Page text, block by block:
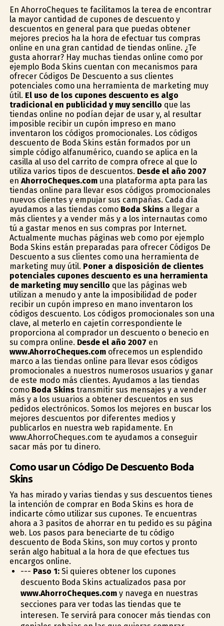
En AhorroCheques te facilitamos la terea de encontrar
la mayor cantidad de cupones de descuento y
descuentos en general para que puedas obtener
mejores precios ha la hora de efectuar tus compras
online en una gran cantidad de tiendas online. ¿Te
gusta ahorrar? Hay muchas tiendas online como por
ejemplo Boda Skins cuentan con mecanismos para
ofrecer Códigos De Descuento a sus clientes
potenciales como una herramienta de marketing muy
útil. El uso de los cupones descuento es algo
tradicional en publicidad y muy sencillo que las
tiendas online no podían dejar de usar y, al resultar
imposible recibir un cupón impreso en mano
inventaron los códigos promocionales. Los códigos
descuento de Boda Skins están formados por un
simple código alfanumérico, cuando se aplica en la
casilla al uso del carrito de compra ofrece al que lo
utiliza varios tipos de descuentos. Desde el año 2007
en AhorroCheques.comuna plataforma apta para las
tiendas online para llevar esos códigos promocionales
nuevos clientes y empujar sus campañas. Cada día
ayudamos a las tiendas como Boda Skinsa llegar a
más clientes y a vender más y a los internautas como
tú a gastar menos en sus compras por Internet.
Actualmente muchas páginas web como por ejemplo
Boda Skins están preparadas para ofrecer Códigos De
Descuento a sus clientes como una herramienta de
marketing muy útil. Poner a disposición de clientes
potenciales cupones descuento es una herramienta
de marketing muy sencillo que las páginas web
utilizan a menudo y ante la imposibilidad de poder
recibir un cupón impreso en mano inventaron los
códigos descuento. Los códigos promocionales son una
clave, al meterlo en cajetín correspondiente le
proporciona al comprador un descuento o beneficio en
su compra online. Desde el año 2007 en
www.AhorroCheques.comofrecemos un esplendido
marco a las tiendas online para llevar esos códigos
promocionales a nuestros numerosos usuarios y ganar
de este modo más clientes. Ayudamos a las tiendas
como Boda Skinstransmitir sus mensajes y a vender
más y a los usuarios a obtener descuentos en sus
pedidos electrónicos. Somos los mejores en buscar los
mejores descuentos por diferentes medios y
publicarlos en nuestra web rapidamente. En
www.AhorroCheques.com te ayudamos a conseguir
sacar más por tu dinero.
Como usar un Código De Descuento Boda
Skins
Ya has mirado y varias tiendas y sus descuentos tienes
la intención de comprar en Boda Skins es hora de
indicarte cómo utilizar sus cupones. Te encuentras
ahora a 3 pasitos de ahorrar en tu pedido es su página
web. Los pasos para beneficiarte de tu código
descuento de Boda Skins, son muy cortos y pronto
serán algo habitual a la hora de que efectues tus
encargos online.
--- Paso 1:Si quieres obtener los cupones
descuento Boda Skins actualizados pasa por
www.AhorroCheques.comy navega en nuestras
secciones para ver todas las tiendas que te
interesen. Te servirá para conocer más tiendas con